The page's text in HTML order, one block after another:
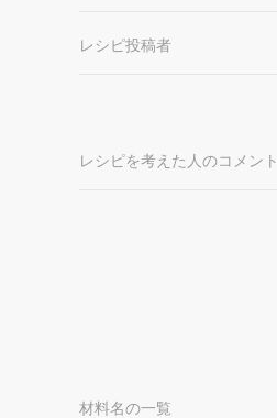
レシピ投稿者
レシピを考えた人のコメント
材料名の一覧